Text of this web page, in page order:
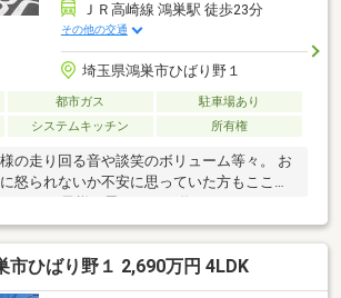
ＪＲ高崎線 鴻巣駅 徒歩23分
その他の交通
埼玉県鴻巣市ひばり野１
都市ガス
駐車場あり
システムキッチン 所有権
の走り回る音や談笑のボリューム等々。 お
怒られないか不安に思っていた方もここな
５つをお客様にお約束いたします】1.物件
にお話しします。2.無理な売り込みや契約
、しつこい営業は一切行いません。3.契約
お引き渡し後、お引越し後もお客様のパー
市ひばり野１ 2,690万円 4LDK